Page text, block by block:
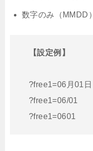
数字のみ（MMDD）
【設定例】
?free1=06月01日
?free1=06/01
?free1=0601